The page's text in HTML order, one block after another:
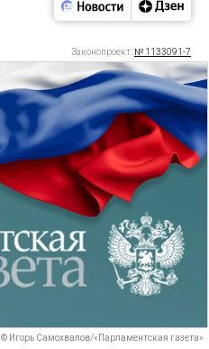
Законопроект: № 1133091-7
© Игорь Самохвалов/«Парламентская газета»